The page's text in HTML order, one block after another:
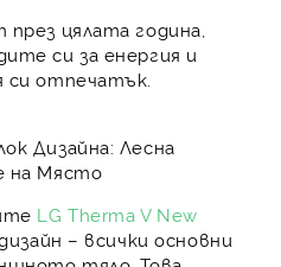
цялата година,
си за енергия и
си отпечатък.
Дизайна: Лесна
на Място
LG Therma V New
– всички основни